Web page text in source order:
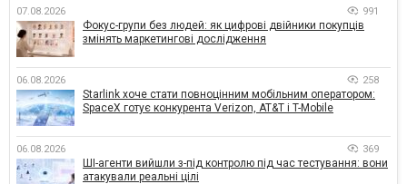
07.08.2026 991
Фокус-групи без людей: як цифрові двійники покупців
змінять маркетингові дослідження
06.08.2026 258
Starlink хоче стати повноцінним мобільним оператором:
SpaceX готує конкурента Verizon, AT&T і T-Mobile
06.08.2026 369
ШІ-агенти вийшли з-під контролю під час тестування: вони
атакували реальні цілі